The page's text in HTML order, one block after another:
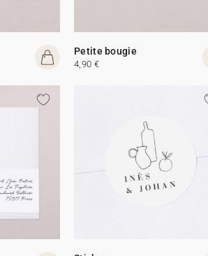
Petite bougie
4,90 €